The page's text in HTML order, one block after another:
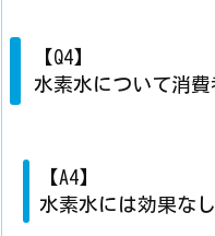
【Q4】
水素水について消
【A4】
水素水には効果な